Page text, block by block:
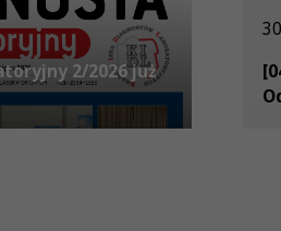
2/2026 już